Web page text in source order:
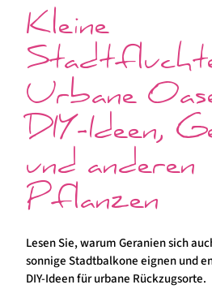
Kleine
Urbane
DIY-Ideen,
und anderen
Pflanzen
Lesen Sie, warum Geranien sich
sonnige Stadtbalkone eignen und
DIY-Ideen für urbane Rückzugsorte.